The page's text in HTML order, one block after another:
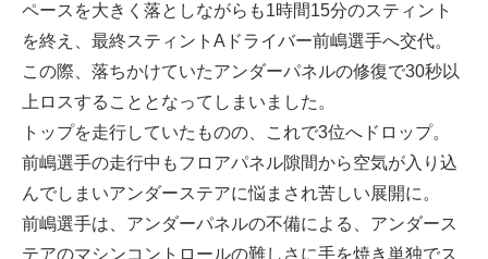
ペースを大きく落としながらも1時間15分のスティント
を終え、最終スティントAドライバー前嶋選手へ交代。
この際、落ちかけていたアンダーパネルの修復で30秒以
上ロスすることとなってしまいました。
トップを走行していたものの、これで3位へドロップ。
前嶋選手の走行中もフロアパネル隙間から空気が入り込
んでしまいアンダーステアに悩まされ苦しい展開に。
前嶋選手は、アンダーパネルの不備による、アンダース
テアのマシンコントロールの難しさに手を焼き単独でス